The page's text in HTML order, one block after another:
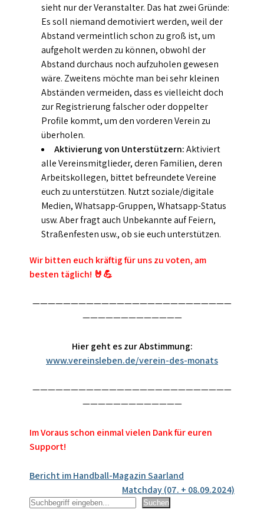
sieht nur der Veranstalter. Das hat zwei Gründe:
Es soll niemand demotiviert werden, weil der
Abstand vermeintlich schon zu groß ist, um
aufgeholt werden zu können, obwohl der
Abstand durchaus noch aufzuholen gewesen
wäre. Zweitens möchte man bei sehr kleinen
Abständen vermeiden, dass es vielleicht doch
zur Registrierung falscher oder doppelter
Profile kommt, um den vorderen Verein zu
überholen.
Aktivierung von Unterstützern:Aktiviert
alle Vereinsmitglieder, deren Familien, deren
Arbeitskollegen, bittet befreundete Vereine
euch zu unterstützen. Nutzt soziale/digitale
Medien, Whatsapp-Gruppen, Whatsapp-Status
usw. Aber fragt auch Unbekannte auf Feiern,
Straßenfesten usw., ob sie euch unterstützen.
Wir bitten euch kräftig für uns zu voten, am
besten täglich! 🤘💪
——————————————————————————
—————————————
Hier geht es zur Abstimmung:
www.vereinsleben.de/verein-des-monats
——————————————————————————
—————————————
Im Voraus schon einmal vielen Dank für euren
Support!
Beitragsnavigation
Bericht im Handball-Magazin Saarland
Matchday (07. + 08.09.2024)
Suchen
Suchen